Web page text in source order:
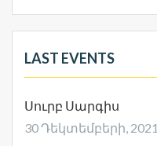
LAST EVENTS
Սուրբ Սարգիս
30 Դեկտեմբերի, 2021